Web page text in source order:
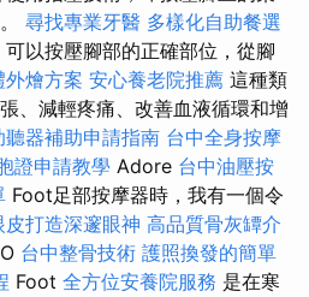
尋找專業牙醫 多樣化自助餐選
以按壓腳部的正確部位，從腳
燴方案 安心養老院推薦 這種類
、減輕疼痛、改善血液循環和增
聽器補助申請指南 台中全身按摩
證申請教學 Adore 台中油壓按
Foot足部按摩器時，我有一個令
皮打造深邃眼神 高品質骨灰罈介
台中整骨技術 護照換發的簡單
Foot 全方位安養院服務 是在寒